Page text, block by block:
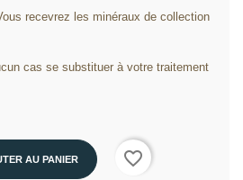
recevrez les minéraux de collection
cas se substituer à votre traitement
AU PANIER favorite_border